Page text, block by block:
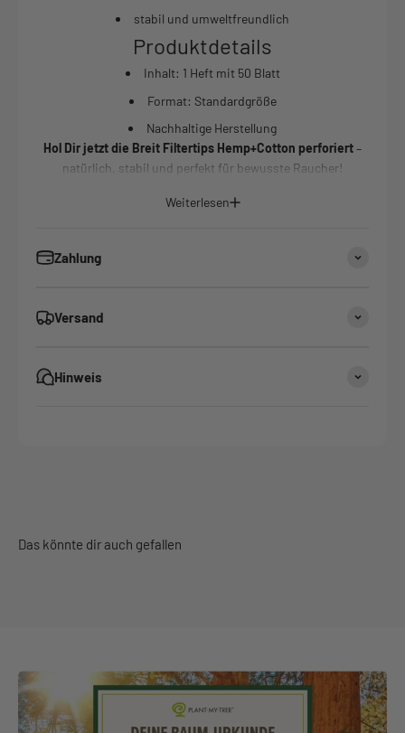
stabil und umweltfreundlich
Produktdetails
Inhalt: 1 Heft mit 50 Blatt
Format: Standardgröße
Nachhaltige Herstellung
Hol Dir jetzt die Breit Filtertips Hemp+Cotton perforiert–
natürlich, stabil und perfekt für bewusste Raucher!
Weiterlesen
Zahlung
Versand
Hinweis